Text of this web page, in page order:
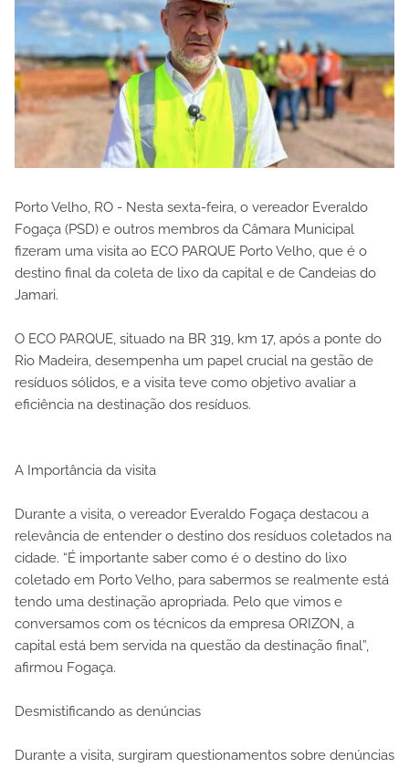
Porto Velho, RO - Nesta sexta-feira, o vereador Everaldo
Fogaça (PSD) e outros membros da Câmara Municipal
fizeram uma visita ao ECO PARQUE Porto Velho, que é o
destino final da coleta de lixo da capital e de Candeias do
Jamari.
O ECO PARQUE, situado na BR 319, km 17, após a ponte do
Rio Madeira, desempenha um papel crucial na gestão de
resíduos sólidos, e a visita teve como objetivo avaliar a
eficiência na destinação dos resíduos.
A Importância da visita
Durante a visita, o vereador Everaldo Fogaça destacou a
relevância de entender o destino dos resíduos coletados na
cidade. “É importante saber como é o destino do lixo
coletado em Porto Velho, para sabermos se realmente está
tendo uma destinação apropriada. Pelo que vimos e
conversamos com os técnicos da empresa ORIZON, a
capital está bem servida na questão da destinação final”,
afirmou Fogaça.
Desmistificando as denúncias
Durante a visita, surgiram questionamentos sobre denúncias